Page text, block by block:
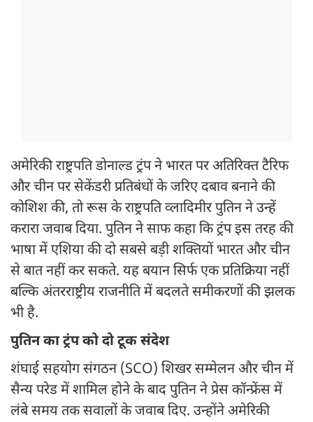
अमेरिकी राष्ट्रपति डोनाल्ड ट्रंप ने भारत पर अतिरिक्त टैरिफ
और चीन पर सेकेंडरी प्रतिबंधों के जरिए दबाव बनाने की
कोशिश की, तो रूस के राष्ट्रपति व्लादिमीर पुतिन ने उन्हें
करारा जवाब दिया. पुतिन ने साफ कहा कि ट्रंप इस तरह की
भाषा में एशिया की दो सबसे बड़ी शक्तियों भारत और चीन
से बात नहीं कर सकते. यह बयान सिर्फ एक प्रतिक्रिया नहीं
बल्कि अंतरराष्ट्रीय राजनीति में बदलते समीकरणों की झलक
भी है.
पुतिन का ट्रंप को दो टूक संदेश
शंघाई सहयोग संगठन (SCO) शिखर सम्मेलन और चीन में
सैन्य परेड में शामिल होने के बाद पुतिन ने प्रेस कॉन्फ्रेंस में
लंबे समय तक सवालों के जवाब दिए. उन्होंने अमेरिकी